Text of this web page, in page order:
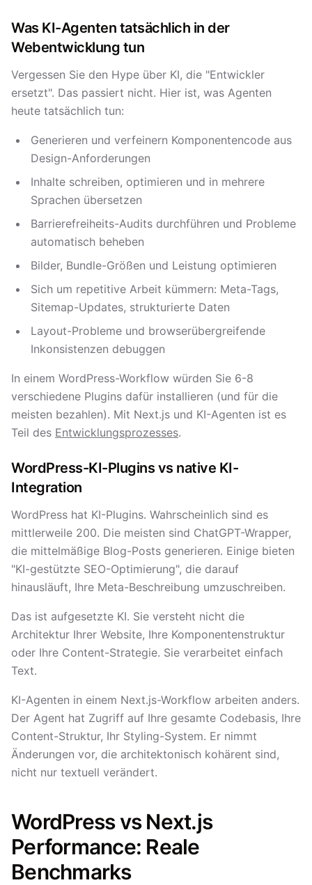
Was KI-Agenten tatsächlich in der
Webentwicklung tun
Vergessen Sie den Hype über KI, die "Entwickler
ersetzt". Das passiert nicht. Hier ist, was Agenten
heute tatsächlich tun:
Generieren und verfeinern Komponentencode aus
Design-Anforderungen
Inhalte schreiben, optimieren und in mehrere
Sprachen übersetzen
Barrierefreiheits-Audits durchführen und Probleme
automatisch beheben
Bilder, Bundle-Größen und Leistung optimieren
Sich um repetitive Arbeit kümmern: Meta-Tags,
Sitemap-Updates, strukturierte Daten
Layout-Probleme und browserübergreifende
Inkonsistenzen debuggen
In einem WordPress-Workflow würden Sie 6-8
verschiedene Plugins dafür installieren (und für die
meisten bezahlen). Mit Next.js und KI-Agenten ist es
Teil des Entwicklungsprozesses.
WordPress-KI-Plugins vs native KI-
Integration
WordPress hat KI-Plugins. Wahrscheinlich sind es
mittlerweile 200. Die meisten sind ChatGPT-Wrapper,
die mittelmäßige Blog-Posts generieren. Einige bieten
"KI-gestützte SEO-Optimierung", die darauf
hinausläuft, Ihre Meta-Beschreibung umzuschreiben.
Das ist aufgesetzte KI. Sie versteht nicht die
Architektur Ihrer Website, Ihre Komponentenstruktur
oder Ihre Content-Strategie. Sie verarbeitet einfach
Text.
KI-Agenten in einem Next.js-Workflow arbeiten anders.
Der Agent hat Zugriff auf Ihre gesamte Codebasis, Ihre
Content-Struktur, Ihr Styling-System. Er nimmt
Änderungen vor, die architektonisch kohärent sind,
nicht nur textuell verändert.
WordPress vs Next.js
Performance: Reale
Benchmarks